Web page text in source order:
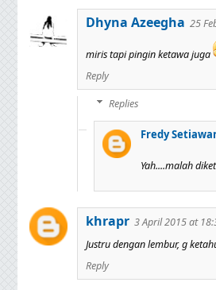
Dhyna Azeegha 25
miris tapi pingin ketawa juga
Reply
Replies
Fredy
Yah....malah
khrapr 3 April 2015 at
Justru dengan lembur, g
Reply